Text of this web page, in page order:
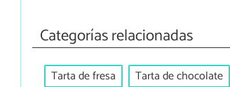
Categorías relacionadas
Tarta de fresa
Tarta de chocolate